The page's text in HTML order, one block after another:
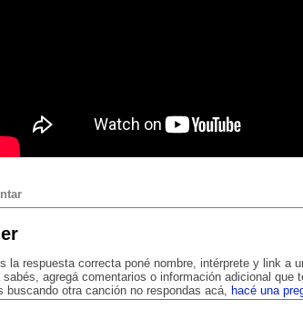
la respuesta correcta poné nombre, intérprete y link a
agregá comentarios o información adicional que
buscando otra canción no respondas acá,
hacé una